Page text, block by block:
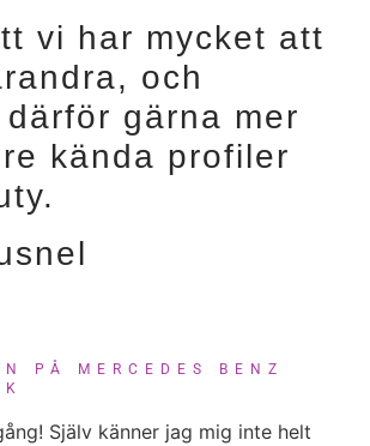
vi har mycket att
och
gärna mer
kända profiler
PÅ MERCEDES BENZ
Själv känner jag mig inte helt